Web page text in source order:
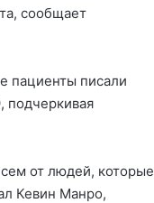
сообщает
пациенты писали
подчеркивая
от людей, которые
Кевин Манро,